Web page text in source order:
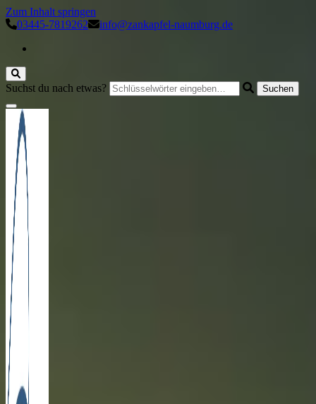
Zum Inhalt springen
03445-7819262
info@zankapfel-naumburg.de
Suchst du nach etwas?